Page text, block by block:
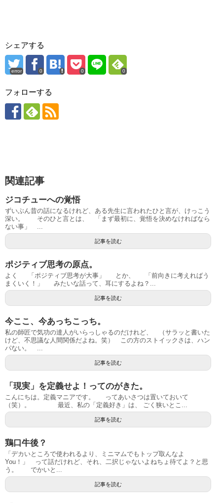
シェアする
error 0 0 0
フォローする
関連記事
ジコチューへの覚悟
ずいぶん昔の話になるけれど、ある先生に言われたひと言が、けっこう
深い。 そのひと言とは、 「まず最初に、覚悟を決めなければなら
ない事」 ...
記事を読む
ポジティブ思考の原点。
よく 「ポジティブ思考が大事」 とか、 「前向きに考えればう
まくいく！」 みたいな話って、耳にするよね？...
記事を読む
今ここ、今あっちこっち。
私の師匠で気功の達人がいらっしゃるのだけれど、 （サラッと書いた
けど、不思議な人間関係だよね。笑） この方のストイックさは、ハン
パない。 ...
記事を読む
「現実」を定義せよ！ってのがきた。
こんにちは。定義マニアです。 ってあいさつは置いておいて
（笑）。 最近、私の「定義好き」は、 ごく狭いとこ...
記事を読む
鶏口牛後？
「デカいところで使われるより、ミニマムでもトップ取んなよ
You！」 って話だけれど、それ、二択じゃないよねちょ待てよ？と思
う。 でかいと...
記事を読む